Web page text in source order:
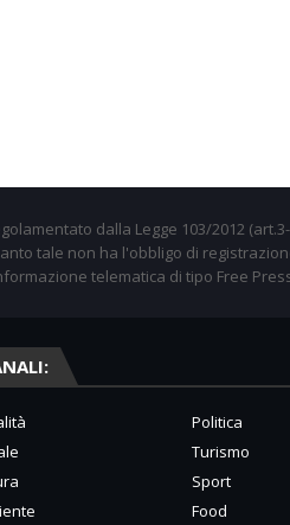
dalla Legge 103/2012
tale non ha l'obbligo di
telematica di tipo Free
Politica
Turismo
Sport
Food